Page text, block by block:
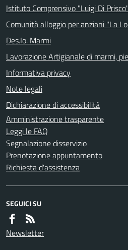
Istituto Comprensivo "Luigi Di Prisco"
Comunità alloggio per anziani "La
Des.Io. Marmi
Lavorazione Artigianale di marmi,
Informativa privacy
Note legali
Dichiarazione di accessibilità
Amministrazione trasparente
Leggi le FAQ
Segnalazione disservizio
Prenotazione appuntamento
Richiesta d'assistenza
SEGUICI SU
Newsletter